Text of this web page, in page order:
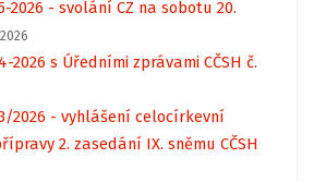
2026 - svolání CZ na sobotu 20.
2026 s Úředními zprávami CČSH č.
3/2026 - vyhlášení celocírkevní
2. zasedání IX. sněmu CČSH